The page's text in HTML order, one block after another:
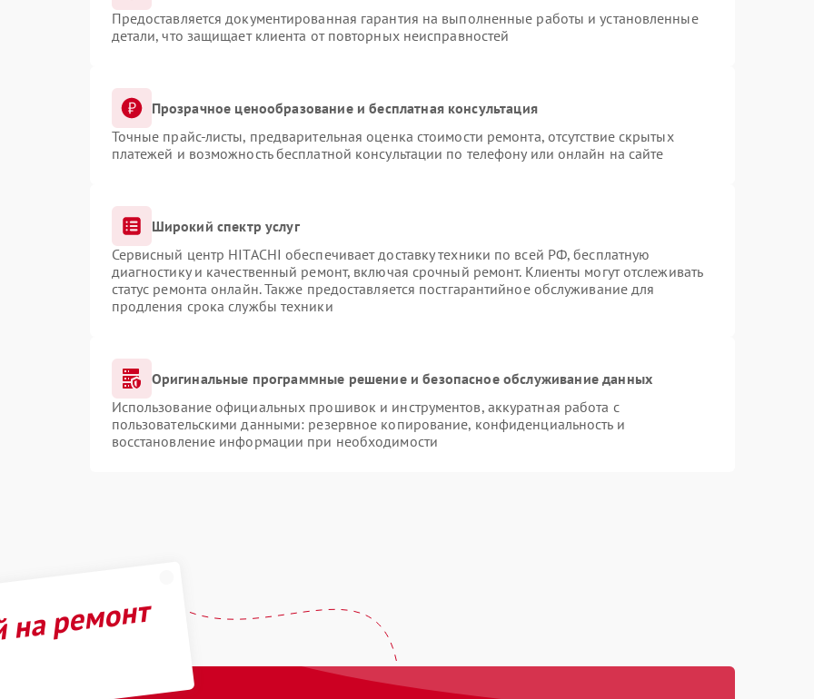
Предоставляется документированная гарантия на выполненные работы и установленные
детали, что защищает клиента от повторных неисправностей
Прозрачное ценообразование и бесплатная консультация
Точные прайс-листы, предварительная оценка стоимости ремонта, отсутствие скрытых
платежей и возможность бесплатной консультации по телефону или онлайн на сайте
Широкий спектр услуг
Сервисный центр HITACHI обеспечивает доставку техники по всей РФ, бесплатную
диагностику и качественный ремонт, включая срочный ремонт. Клиенты могут отслеживать
статус ремонта онлайн. Также предоставляется постгарантийное обслуживание для
продления срока службы техники
Оригинальные программные решение и безопасное обслуживание данных
Использование официальных прошивок и инструментов, аккуратная работа с
пользовательскими данными: резервное копирование, конфиденциальность и
восстановление информации при необходимости
ремонт